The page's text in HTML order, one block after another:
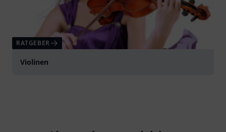
RATGEBER
Violinen